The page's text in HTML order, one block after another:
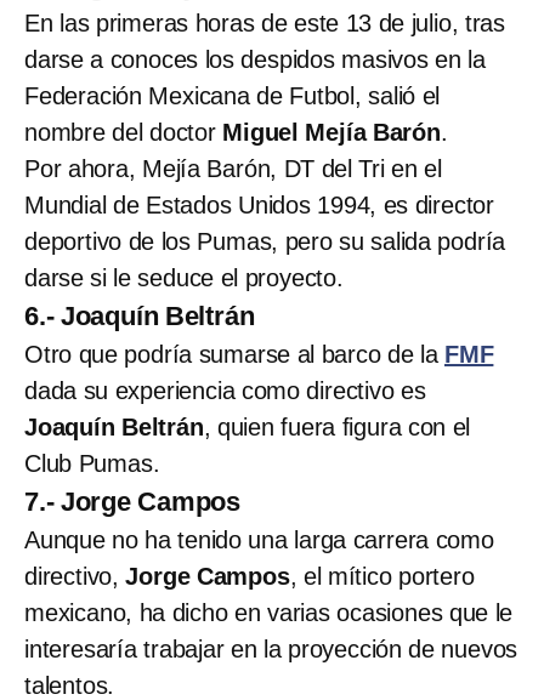
En las primeras horas de este 13 de julio, tras
darse a conoces los despidos masivos en la
Federación Mexicana de Futbol, salió el
nombre del doctor Miguel Mejía Barón.
Por ahora, Mejía Barón, DT del Tri en el
Mundial de Estados Unidos 1994, es director
deportivo de los Pumas, pero su salida podría
darse si le seduce el proyecto.
6.- Joaquín Beltrán
Otro que podría sumarse al barco de la FMF
dada su experiencia como directivo es
Joaquín Beltrán, quien fuera figura con el
Club Pumas.
7.- Jorge Campos
Aunque no ha tenido una larga carrera como
directivo,Jorge Campos, el mítico portero
mexicano, ha dicho en varias ocasiones que le
interesaría trabajar en la proyección de nuevos
talentos.